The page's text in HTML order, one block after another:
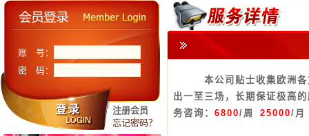
账 号：
密 码：
注册会员
忘记密码？
本公司贴士收集欧洲各方
出一至三场，长期保证极高
务咨询： 6800/周 25000/月